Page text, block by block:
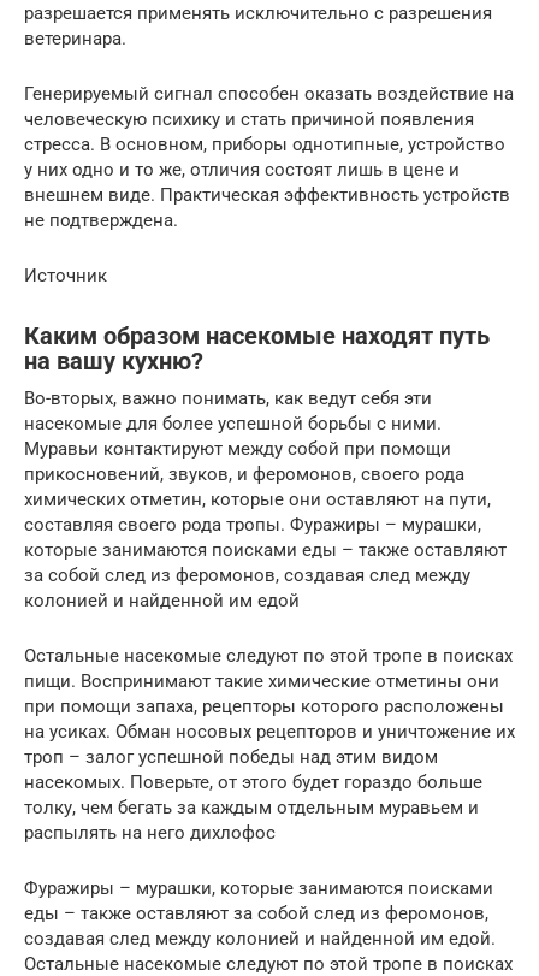
разрешается применять исключительно с разрешения
ветеринара.
Генерируемый сигнал способен оказать воздействие на
человеческую психику и стать причиной появления
стресса. В основном, приборы однотипные, устройство
у них одно и то же, отличия состоят лишь в цене и
внешнем виде. Практическая эффективность устройств
не подтверждена.
Источник
Каким образом насекомые находят путь
на вашу кухню?
Во-вторых, важно понимать, как ведут себя эти
насекомые для более успешной борьбы с ними.
Муравьи контактируют между собой при помощи
прикосновений, звуков, и феромонов, своего рода
химических отметин, которые они оставляют на пути,
составляя своего рода тропы. Фуражиры – мурашки,
которые занимаются поисками еды – также оставляют
за собой след из феромонов, создавая след между
колонией и найденной им едой
Остальные насекомые следуют по этой тропе в поисках
пищи. Воспринимают такие химические отметины они
при помощи запаха, рецепторы которого расположены
на усиках. Обман носовых рецепторов и уничтожение их
троп – залог успешной победы над этим видом
насекомых. Поверьте, от этого будет гораздо больше
толку, чем бегать за каждым отдельным муравьем и
распылять на него дихлофос
Фуражиры – мурашки, которые занимаются поисками
еды – также оставляют за собой след из феромонов,
создавая след между колонией и найденной им едой.
Остальные насекомые следуют по этой тропе в поисках